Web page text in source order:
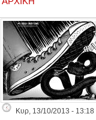
Κυρ, 13/10/2013 - 13:18